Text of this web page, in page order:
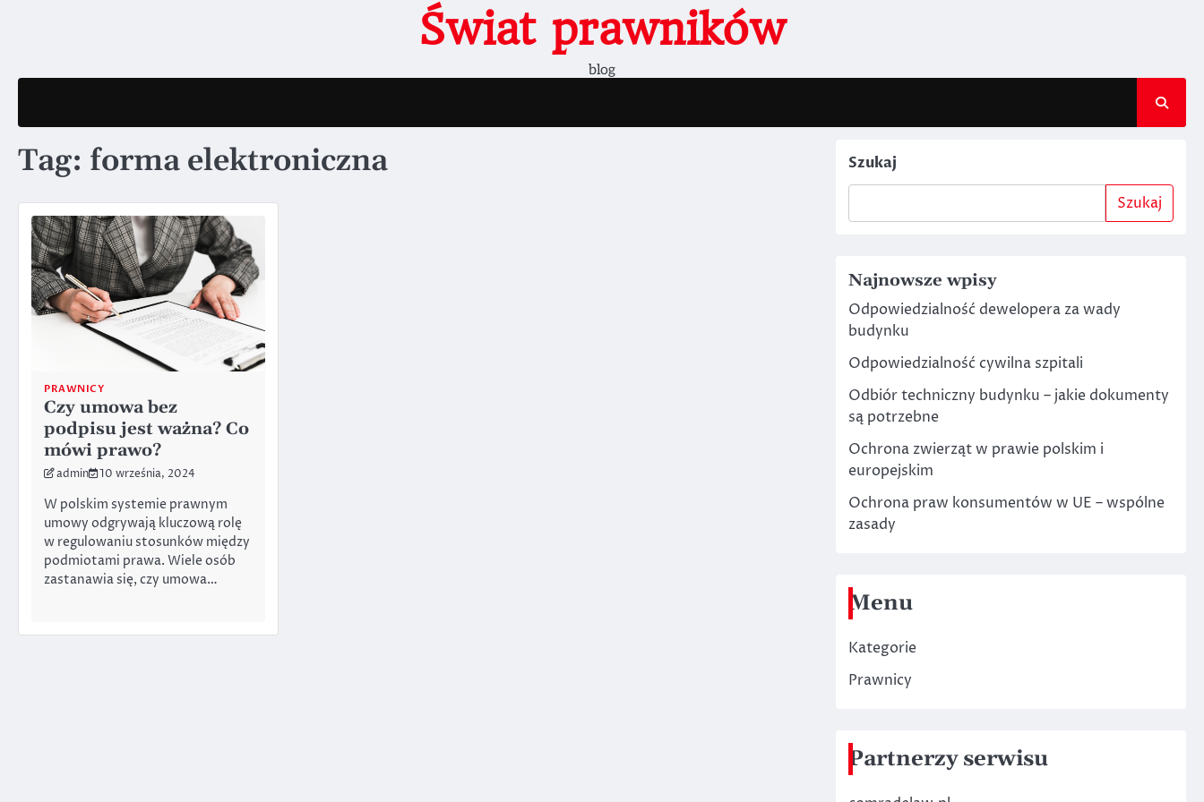
Świat prawników
blog
Tag: forma elektroniczna
PRAWNICY
Czy umowa bez
podpisu jest ważna? Co
mówi prawo?
admin 10 września, 2024
W polskim systemie prawnym
umowy odgrywają kluczową rolę
w regulowaniu stosunków między
podmiotami prawa. Wiele osób
zastanawia się, czy umowa…
Szukaj
Szukaj
Najnowsze wpisy
Odpowiedzialność dewelopera za wady
budynku
Odpowiedzialność cywilna szpitali
Odbiór techniczny budynku – jakie dokumenty
są potrzebne
Ochrona zwierząt w prawie polskim i
europejskim
Ochrona praw konsumentów w UE – wspólne
zasady
Menu
Kategorie
Prawnicy
Partnerzy serwisu